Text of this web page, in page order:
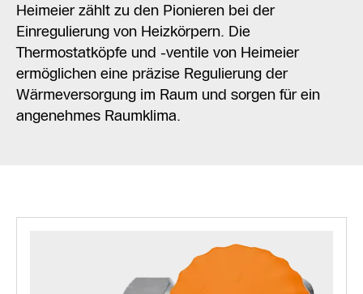
Heimeier zählt zu den Pionieren bei der
Einregulierung von Heizkörpern. Die
Thermostatköpfe und -ventile von Heimeier
ermöglichen eine präzise Regulierung der
Wärmeversorgung im Raum und sorgen für ein
angenehmes Raumklima.